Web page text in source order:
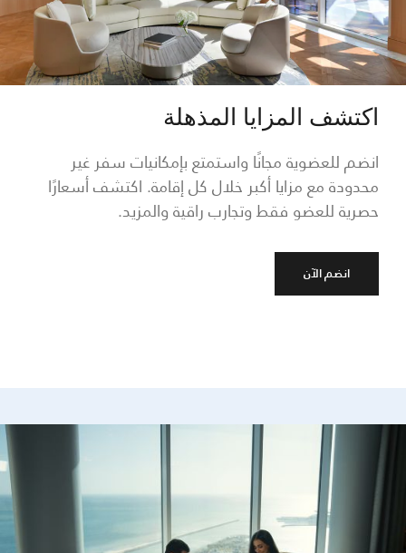
اكتشف المزايا المذهلة
انضم للعضوية مجانًا واستمتع بإمكانيات سفر غير
محدودة مع مزايا أكبر خلال كل إقامة. اكتشف أسعارًا
حصرية للعضو فقط وتجارب راقية والمزيد.
انضم الآن